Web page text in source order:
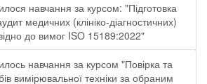
навчання за курсом: "Підготовка
медичних (клініко-діагностичних)
до вимог ISO 15189:2022"
навчання за курсом "Повірка та
вимірювальної техніки за обраним